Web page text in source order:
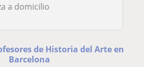
a domicilio
de Historia del Arte en
Barcelona